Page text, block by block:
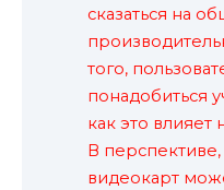
сказаться на
того,
понадобиться
как это влияет
В
видеокарт